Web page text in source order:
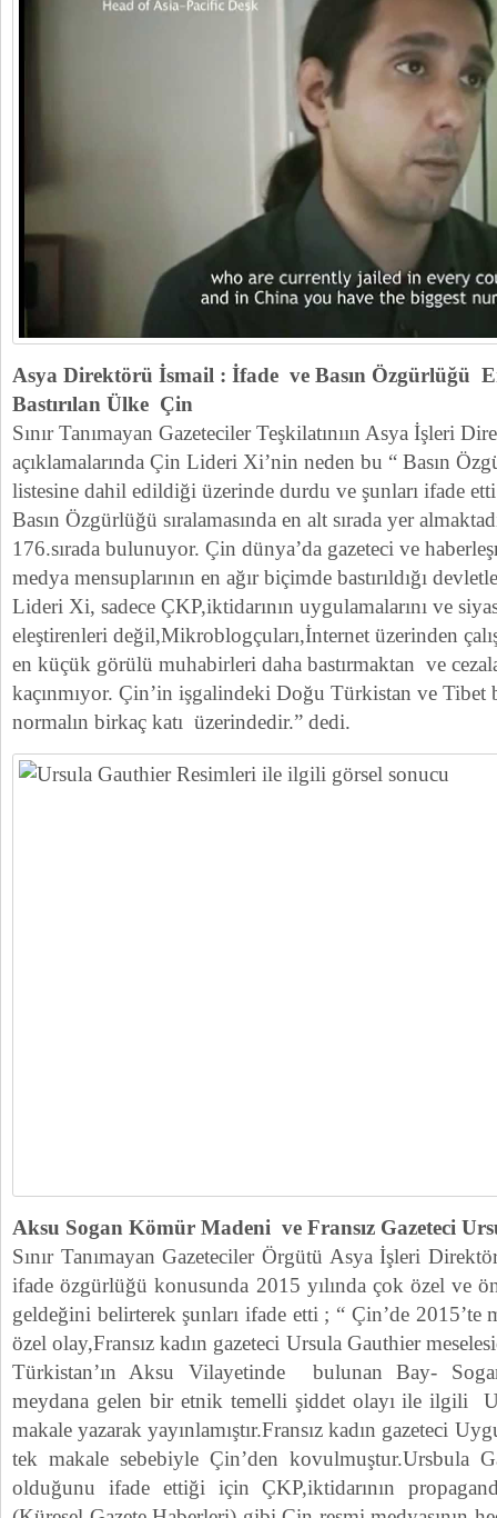
Asya Direktörü İsmail : İfade ve Basın Özgürlüğü
Bastırılan Ülke Çin
Sınır Tanımayan Gazeteciler Teşkilatınıın Asya İşleri
açıklamalarında Çin Lideri Xi’nin neden bu “ Basın
listesine dahil edildiği üzerinde durdu ve şunları ifade
Basın Özgürlüğü sıralamasında en alt sırada yer
176.sırada bulunuyor. Çin dünya’da gazeteci ve
medya mensuplarının en ağır biçimde bastırıldığı
Lideri Xi, sadece ÇKP,iktidarının uygulamalarını ve
eleştirenleri değil,Mikroblogçuları,İnternet üzerinden
en küçük görülü muhabirleri daha bastırmaktan ve
kaçınmıyor. Çin’in işgalindeki Doğu Türkistan ve Tibet
normalın birkaç katı üzerindedir.” dedi.
Aksu Sogan Kömür Madeni ve Fransız Gazeteci
Sınır Tanımayan Gazeteciler Örgütü Asya İşleri
ifade özgürlüğü konusunda 2015 yılında çok özel ve
geldeğini belirterek şunları ifade etti ; “ Çin’de 2015’te
özel olay,Fransız kadın gazeteci Ursula Gauthier
Türkistan’ın Aksu Vilayetinde bulunan Bay-
meydana gelen bir etnik temelli şiddet olayı ile ilgili
makale yazarak yayınlamıştır.Fransız kadın gazeteci
tek makale sebebiyle Çin’den kovulmuştur.Ursbula
olduğunu ifade ettiği için ÇKP,iktidarının